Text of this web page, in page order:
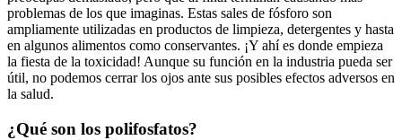
problemas de los⁤ que imaginas. Estas sales de ​fósforo son
ampliamente​ utilizadas en ⁤productos de limpieza, detergentes ​y hasta
en algunos⁣ alimentos como conservantes. ¡Y ahí es‍ donde⁣ empieza
⁢la fiesta de la toxicidad! Aunque su función en ‍la industria pueda ser⁣
útil,​ no podemos cerrar ‍los ojos ante sus posibles ‍efectos adversos en
⁤la⁢ salud.
¿Qué son los polifosfatos?